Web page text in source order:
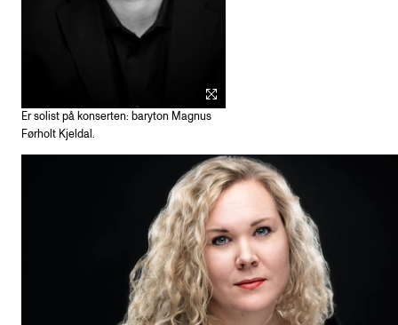
Er solist på konserten: baryton Magnus
Førholt Kjeldal.